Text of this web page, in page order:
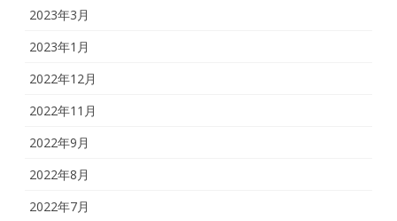
2023年3月
2023年1月
2022年12月
2022年11月
2022年9月
2022年8月
2022年7月